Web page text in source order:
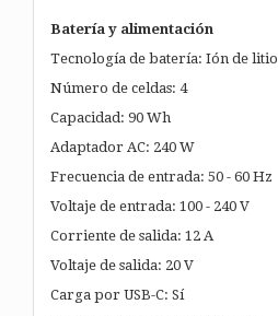
Batería y alimentación
Tecnología de batería: Ión de litio
Número de celdas: 4
Capacidad: 90 Wh
Adaptador AC: 240 W
Frecuencia de entrada: 50 - 60 Hz
Voltaje de entrada: 100 - 240 V
Corriente de salida: 12 A
Voltaje de salida: 20 V
Carga por USB-C: Sí